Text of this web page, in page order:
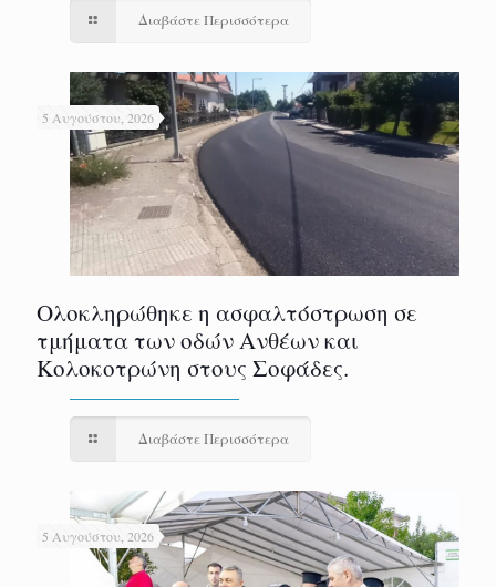
Διαβάστε Περισσότερα
5 Αυγούστου, 2026
Ολοκληρώθηκε η ασφαλτόστρωση σε
τμήματα των οδών Ανθέων και
Κολοκοτρώνη στους Σοφάδες.
Διαβάστε Περισσότερα
5 Αυγούστου, 2026